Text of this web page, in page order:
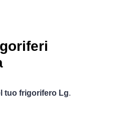
tuo frigorifero Lg.